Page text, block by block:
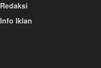
Redaksi
Info Iklan